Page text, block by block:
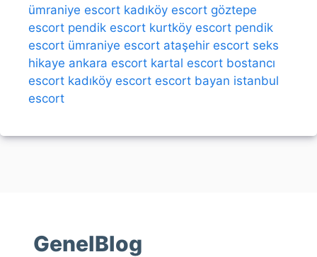
ümraniye escort kadıköy escort göztepe
escort pendik escort kurtköy escort pendik
escort ümraniye escort ataşehir escort seks
hikaye ankara escort kartal escort bostancı
escort kadıköy escort escort bayan istanbul
escort
GenelBlog